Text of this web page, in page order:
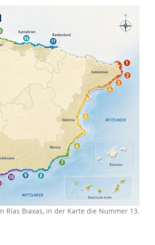
Rías Biaxas, in der Karte die Nummer 13.